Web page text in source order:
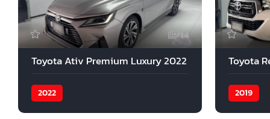
14
Toyota Ativ Premium Luxury 2022
2022
Toyota
2019